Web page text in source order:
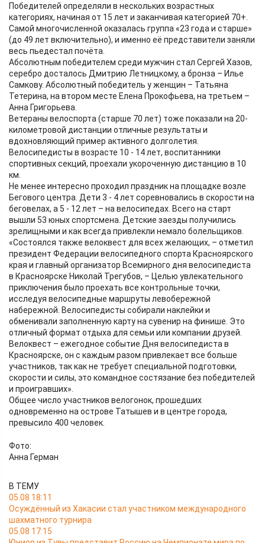
Победителей определяли в нескольких возрастных
категориях, начиная от 15 лет и заканчивая категорией 70+.
Самой многочисленной оказалась группа «23 года и старше»
(до 49 лет включительно), и именно её представители заняли
весь пьедестал почёта.
Абсолютным победителем среди мужчин стал Сергей Хазов,
серебро досталось Дмитрию Летницкому, а бронза – Илье
Самкову. Абсолютный победитель у женщин – Татьяна
Тетерина, на втором месте Елена Прокофьева, на третьем –
Анна Григорьева.
Ветераны велоспорта (старше 70 лет) тоже показали на 20-
километровой дистанции отличные результаты и
вдохновляющий пример активного долголетия.
Велосипедисты в возрасте 10 - 14 лет, воспитанники
спортивных секций, проехали укороченную дистанцию в 10
км.
Не менее интересно проходил праздник на площадке возле
Бегового центра. Дети 3 - 4 лет соревновались в скорости на
беговелах, а 5 - 12 лет – на велосипедах. Всего на старт
вышли 53 юных спортсмена. Детские заезды получились
зрелищными и как всегда привлекли немало болельщиков.
«Состоялся также велоквест для всех желающих, – отметил
президент Федерации велосипедного спорта Красноярского
края и главный организатор Всемирного дня велосипедиста
в Красноярске Николай Трегубов, – Целью увлекательного
приключения было проехать все контрольные точки,
исследуя велосипедные маршруты левобережной
набережной. Велосипедисты собирали наклейки и
обменивали заполненную карту на сувенир на финише. Это
отличный формат отдыха для семьи или компании друзей.
Велоквест – ежегодное событие Дня велосипедиста в
Красноярске, он с каждым разом привлекает все больше
участников, так как не требует специальной подготовки,
скорости и силы, это командное состязание без победителей
и проигравших».
Общее число участников велогонок, прошедших
одновременно на острове Татышев и в центре города,
превысило 400 человек.
Фото:
Анна Герман
В ТЕМУ
05.08 18:11
Осуждённый из Хакасии стал участником международного
шахматного турнира
05.08 17:15